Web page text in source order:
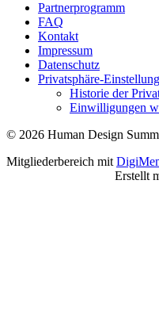
Partnerprogramm
FAQ
Kontakt
Impressum
Datenschutz
Privatsphäre-
Historie der
Einwilligungen
© 2026 Human Design
Mitgliederbereich mit
Erstellt